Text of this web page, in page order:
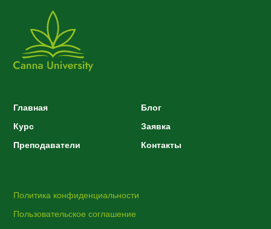
Главная
Курс
Преподаватели
Блог
Заявка
Контакты
Политика конфиденциальности
Пользовательское соглашение